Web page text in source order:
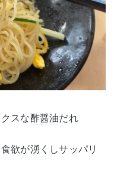
スな酢醤油だれ
欲が湧くしサッパリ